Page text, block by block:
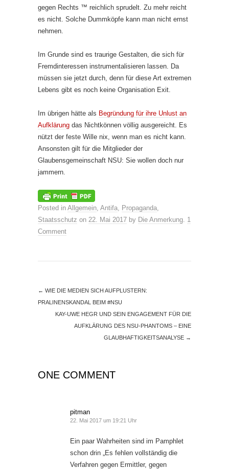
gegen Rechts ™ reichlich sprudelt. Zu mehr reicht
es nicht. Solche Dummköpfe kann man nicht ernst
nehmen.
Im Grunde sind es traurige Gestalten, die sich für
Fremdinteressen instrumentalisieren lassen. Da
müssen sie jetzt durch, denn für diese Art extremen
Lebens gibt es noch keine Organisation Exit.
Im übrigen hätte als Begründung für ihre Unlust an
Aufklärung das Nichtkönnen völlig ausgereicht. Es
nützt der feste Wille nix, wenn man es nicht kann.
Ansonsten gilt für die Mitglieder der
Glaubensgemeinschaft NSU: Sie wollen doch nur
jammern.
Posted in Allgemein, Antifa, Propaganda,
Staatsschutz on 22. Mai 2017 by Die Anmerkung. 1
Comment
← WIE DIE MEDIEN SICH AUFPLUSTERN:
PRALINENSKANDAL BEIM #NSU
KAY-UWE HEGR UND SEIN ENGAGEMENT FÜR DIE
AUFKLÄRUNG DES NSU-PHANTOMS – EINE
GLAUBHAFTIGKEITSANALYSE →
ONE COMMENT
pitman
22. Mai 2017 um 19:21 Uhr
Ein paar Wahrheiten sind im Pamphlet
schon drin „Es fehlen vollständig die
Verfahren gegen Ermittler, gegen